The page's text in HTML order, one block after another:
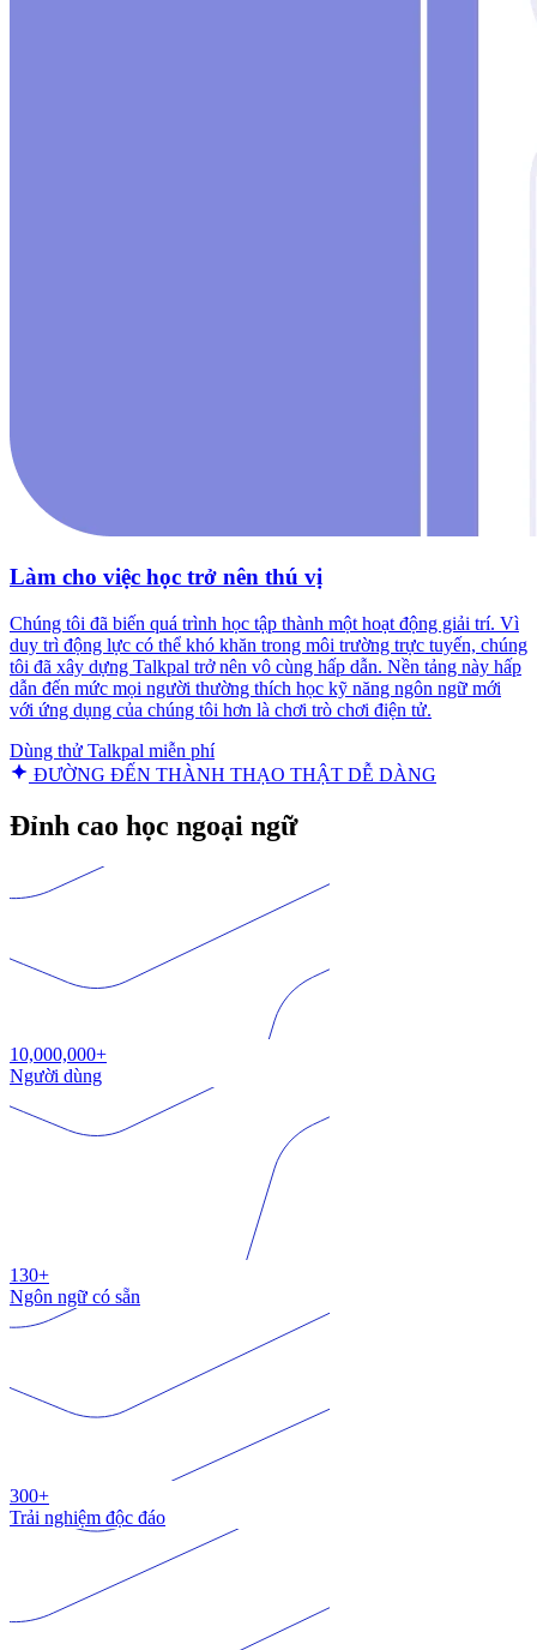
Làm cho việc học trở nên thú vị
Chúng tôi đã biến quá trình học tập thành một hoạt động giải trí. Vì
duy trì động lực có thể khó khăn trong môi trường trực tuyến, chúng
tôi đã xây dựng Talkpal trở nên vô cùng hấp dẫn. Nền tảng này hấp
dẫn đến mức mọi người thường thích học kỹ năng ngôn ngữ mới
với ứng dụng của chúng tôi hơn là chơi trò chơi điện tử.
Dùng thử Talkpal miễn phí
ĐƯỜNG ĐẾN THÀNH THẠO THẬT DỄ DÀNG
Đỉnh cao học ngoại ngữ
10,000,000+
Người dùng
130+
Ngôn ngữ có sẵn
300+
Trải nghiệm độc đáo